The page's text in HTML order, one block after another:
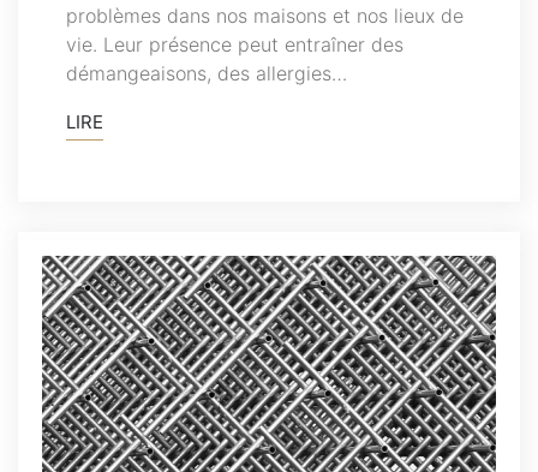
problèmes dans nos maisons et nos lieux de
vie. Leur présence peut entraîner des
démangeaisons, des allergies…
LIRE